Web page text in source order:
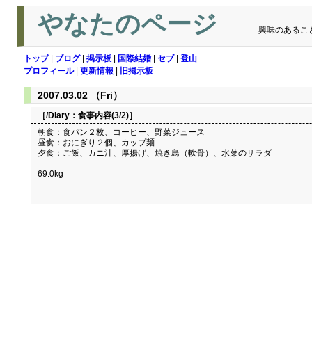
やなたのページ 興味のあるこ
トップ| ブログ| 掲示板 国際結婚 セブ| 登山
プロフィール| 更新情報 旧掲示板
2007.03.02 （Fri）
［/Diary： 食事内容(3/2)］
朝食：食パン２枚、コーヒー、野菜ジュース
昼食：おにぎり２個、カップ麺
夕食：ご飯、カニ汁、厚揚げ、焼き鳥（軟骨）、水菜のサラダ
69.0kg